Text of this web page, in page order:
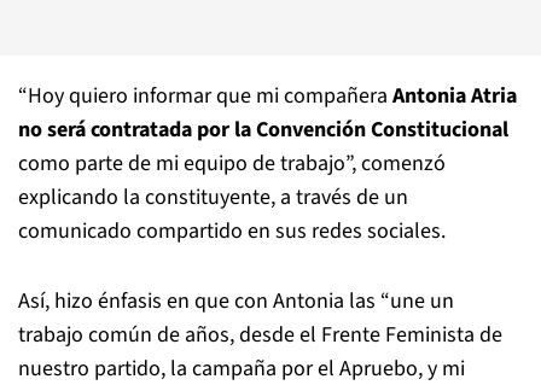
“Hoy quiero informar que mi compañera Antonia Atria
no será contratada por la Convención Constitucional
como parte de mi equipo de trabajo”, comenzó
explicando la constituyente, a través de un
comunicado compartido en sus redes sociales.
Así, hizo énfasis en que con Antonia las “une un
trabajo común de años, desde el Frente Feminista de
nuestro partido, la campaña por el Apruebo, y mi